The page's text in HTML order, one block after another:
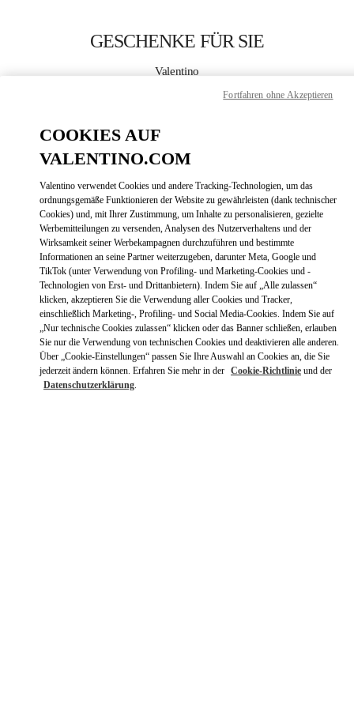
GESCHENKE FÜR SIE
Valentino
JETZT ANRUFEN
ZUR WEGBESCHREIBUNGLINK
Link Opens in New Tab
COOKIES AUF
VALENTINO.COM
Valentino verwendet Cookies und andere Tracking-Technologien, um das
ordnungsgemäße Funktionieren der Website zu gewährleisten (dank technischer
Cookies) und, mit Ihrer Zustimmung, um Inhalte zu personalisieren, gezielte
Werbemitteilungen zu versenden, Analysen des Nutzerverhaltens und der
Wirksamkeit seiner Werbekampagnen durchzuführen und bestimmte
Informationen an seine Partner weiterzugeben, darunter Meta, Google und
TikTok (unter Verwendung von Profiling- und Marketing-Cookies und -
Technologien von Erst- und Drittanbietern). Indem Sie auf „Alle zulassen“
klicken, akzeptieren Sie die Verwendung aller Cookies und Tracker,
einschließlich Marketing-, Profiling- und Social Media-Cookies. Indem Sie auf
„Nur technische Cookies zulassen“ klicken oder das Banner schließen, erlauben
Sie nur die Verwendung von technischen Cookies und deaktivieren alle anderen.
Über „Cookie-Einstellungen“ passen Sie Ihre Auswahl an Cookies an, die Sie
jederzeit ändern können. Erfahren Sie mehr in der Cookie-Richtlinie und der
Datenschutzerklärung.
Fortfahren ohne Akzeptieren